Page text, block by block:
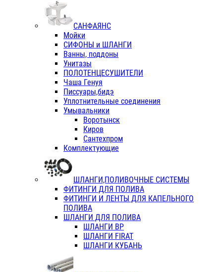
САНФАЯНС
Мойки
СИФОНЫ и ШЛАНГИ
Ванны, поддоны
Унитазы
ПОЛОТЕНЦЕСУШИТЕЛИ
Чаша Генуя
Писсуары,бидэ
Уплотнительные соединения
Умывальники
Воротынск
Киров
Сантехпром
Комплектующие
ШЛАНГИ,ПОЛИВОЧНЫЕ СИСТЕМЫ
ФИТИНГИ ДЛЯ ПОЛИВА
ФИТИНГИ И ЛЕНТЫ ДЛЯ КАПЕЛЬНОГО
ПОЛИВА
ШЛАНГИ ДЛЯ ПОЛИВА
ШЛАНГИ ВР
ШЛАНГИ FIRAT
ШЛАНГИ КУБАНЬ